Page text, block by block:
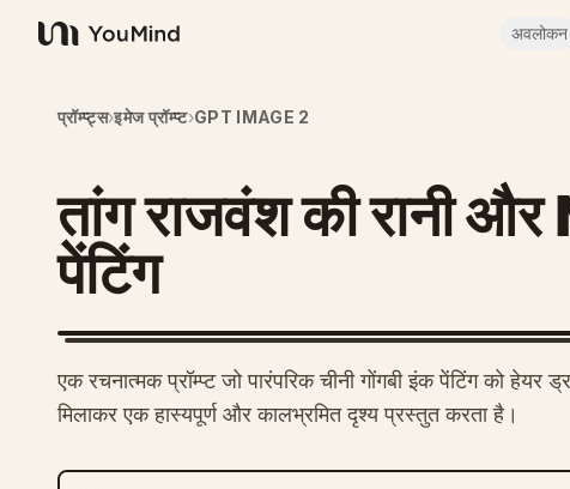
YouMind
अवलोकन
प्रॉम्प्ट्स›इमेज प्रॉम्प्ट›GPT IMAGE 2
तांग राजवंश की रानी
पेंटिंग
एक रचनात्मक प्रॉम्प्ट जो पारंपरिक चीनी गोंगबी इंक पेंटिंग को
मिलाकर एक हास्यपूर्ण और कालभ्रमित दृश्य प्रस्तुत करता है।